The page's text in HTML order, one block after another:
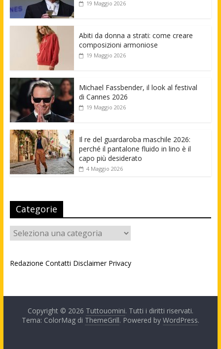
19 Maggio 2026
Abiti da donna a strati: come creare
composizioni armoniose
19 Maggio 2026
Michael Fassbender, il look al festival
di Cannes 2026
19 Maggio 2026
Il re del guardaroba maschile 2026:
perché il pantalone fluido in lino è il
capo più desiderato
4 Maggio 2026
Categorie
Categorie
Redazione Contatti Disclaimer Privacy
Copyright © 2026 Tuttouomini. Tutti i diritti riservati.
Tema: ColorMag di ThemeGrill. Powered by WordPress.